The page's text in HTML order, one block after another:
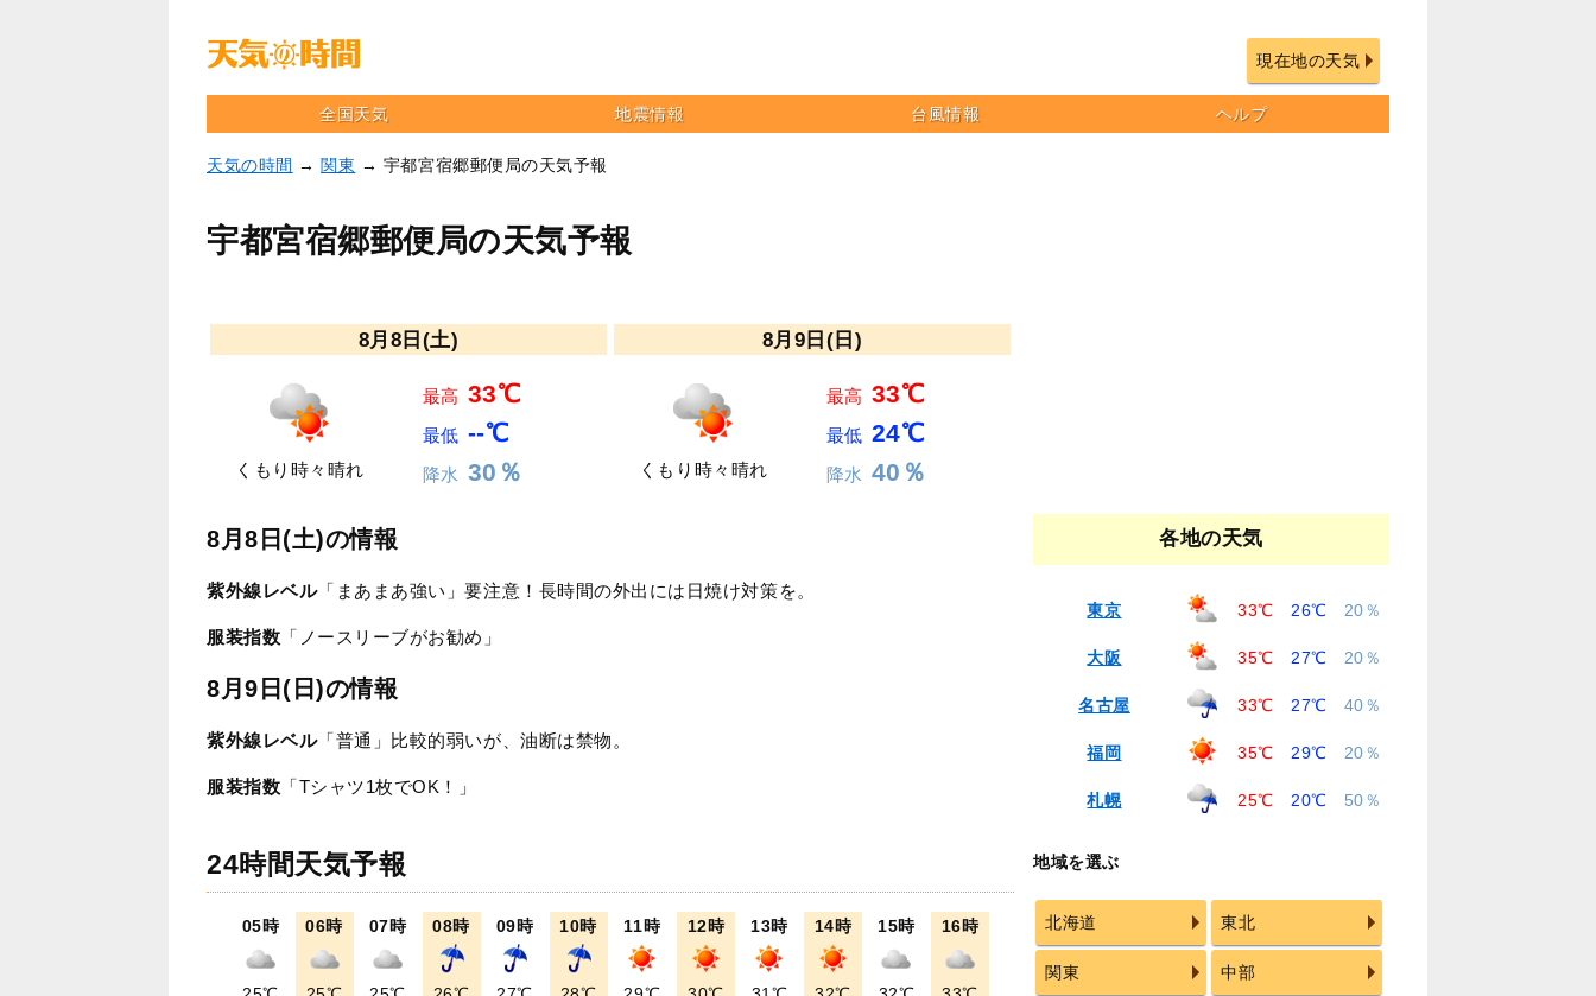
現在地の天気
全国天気 地震情報 台風情報 ヘルプ
天気の時間 → 関東 → 宇都宮宿郷郵便局の天気予報
宇都宮宿郷郵便局の天気予報
8月8日(土)
くもり時々晴れ
最高 33℃
最低 --℃
降水 30％
8月9日(日)
くもり時々晴れ
最高 33℃
最低 24℃
降水 40％
8月8日(土)の情報
紫外線レベル「まあまあ強い」要注意！長時間の外出には日焼け対策を。
服装指数 「ノースリーブがお勧め」
8月9日(日)の情報
紫外線レベル「普通」比較的弱いが、油断は禁物。
服装指数 「Tシャツ1枚でOK！」
24時間天気予報
05時 06時 07時 08時 09時 10時 11時 12時 13時 14時 15時 16時
各地の天気
東京 33℃ 26℃ 20％
大阪 35℃ 27℃ 20％
名古屋 33℃ 27℃ 40％
福岡 35℃ 29℃ 20％
札幌 25℃ 20℃ 50％
地域を選ぶ
北海道 東北
関東 中部